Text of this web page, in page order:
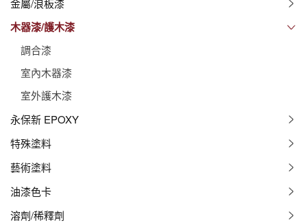
金屬/浪板漆
木器漆/護木漆
調合漆
室內木器漆
室外護木漆
永保新 EPOXY
特殊塗料
藝術塗料
油漆色卡
溶劑/稀釋劑